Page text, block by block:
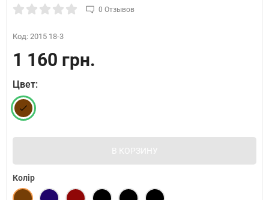
0 Отзывов
Код: 2015 18-3
1 160 грн.
Цвет:
В КОРЗИНУ
Колір